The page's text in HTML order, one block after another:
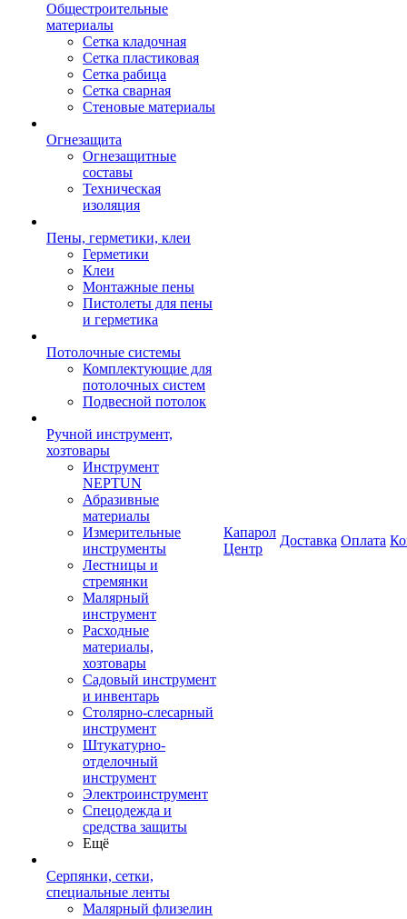
Общестроительные
материалы
Сетка кладочная
Сетка пластиковая
Сетка рабица
Сетка сварная
Стеновые материалы
Огнезащита
Огнезащитные
составы
Техническая
изоляция
Пены, герметики, клеи
Герметики
Клеи
Монтажные пены
Пистолеты для пены
и герметика
Потолочные системы
Комплектующие для
потолочных систем
Подвесной потолок
Ручной инструмент,
хозтовары
Инструмент
NEPTUN
Абразивные
материалы
Измерительные
инструменты
Лестницы и
стремянки
Малярный
инструмент
Расходные
материалы,
хозтовары
Садовый инструмент
и инвентарь
Столярно-слесарный
инструмент
Штукатурно-
отделочный
инструмент
Электроинструмент
Спецодежда и
средства защиты
Ещё
Серпянки, сетки,
специальные ленты
Малярный флизелин
Капарол
Центр
Доставка Оплата